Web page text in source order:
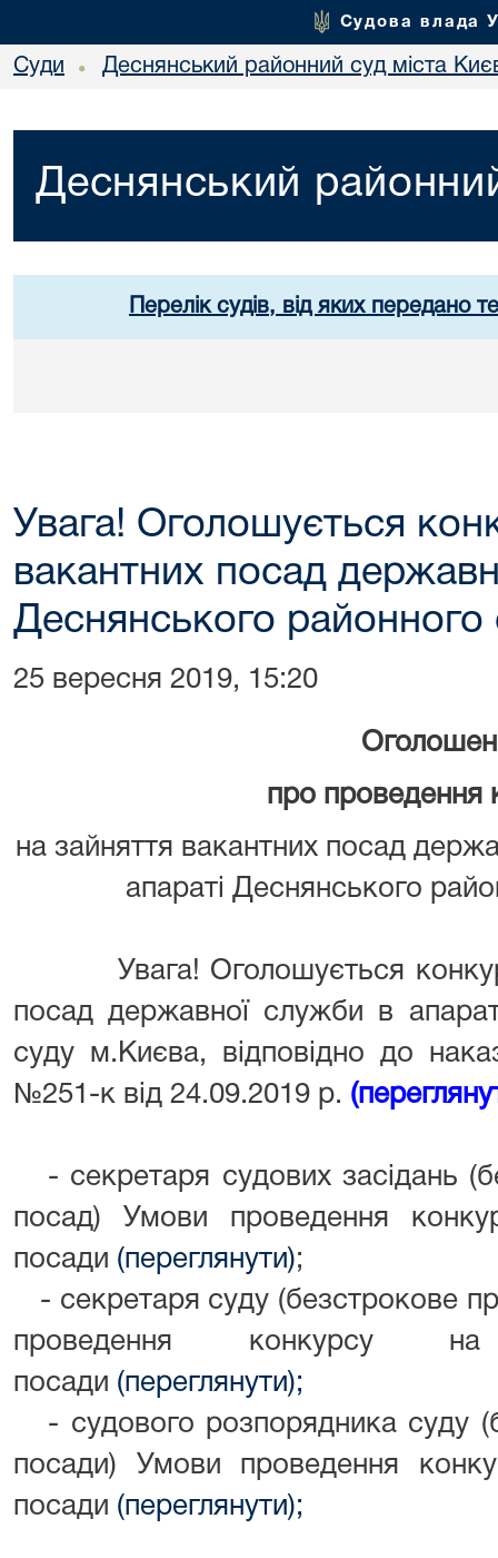
Судова влада
Суди • Деснянський районний суд міста
Деснянський
Перелік судів, від яких передано
Увага! Оголошується
вакантних посад
Деснянського
25 вересня 2019, 15:20
про проведення
на зайняття вакантних посад
апараті Деснянського
Увага! Оголошується конкурс
посад державної служби в
суду м.Києва, відповідно до
№251-к від 24.09.2019 р.
- секретаря судових засідань
посад) Умови проведення
посади (переглянути);
- секретаря суду (безстрокове
проведення конкурсу
посади (переглянути);
- судового розпорядника суду
посади) Умови проведення
посади (переглянути);